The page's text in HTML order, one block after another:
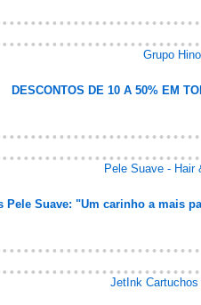
Grupo
DESCONTOS DE 10 A 50% EM
Pele Suave - Hair
Pele Suave: "Um carinho a mais
JetInk Cartuchos